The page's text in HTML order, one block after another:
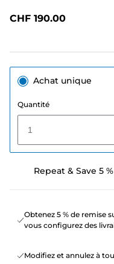
CHF 190.00
Achat unique
Quantité
1
Repeat & Save 5 %
Obtenez 5 % de remise
vous configurez des
Modifiez et annulez à